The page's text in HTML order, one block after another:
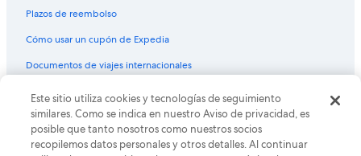
Posadas en Ecuador
Residencias en Ecuador
Villas en Ecuador
Plazos de reembolso
Cómo usar un cupón de Expedia
Documentos de viajes internacionales
© 2026 Expedia, Inc., una empresa de Expedia Group. Todos los
derechos reservados. Expedia y el logo de Expedia son marcas
registradas o marcas comerciales de Expedia, Inc. CST# 2029030-50.
Este sitio utiliza cookies y tecnologías de seguimiento
similares. Como se indica en nuestro Aviso de privacidad, es
posible que tanto nosotros como nuestros socios
recopilemos datos personales y otros detalles. Al continuar